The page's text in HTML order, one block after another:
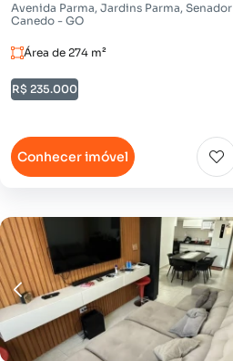
Avenida Parma, Jardins Parma, Senador
Canedo - GO
Área de 274 m²
R$ 235.000
Conhecer imóvel